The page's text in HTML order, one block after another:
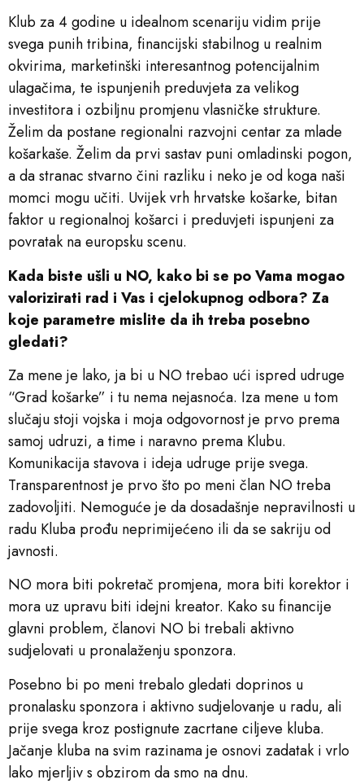
Klub za 4 godine u idealnom scenariju vidim prije
svega punih tribina, financijski stabilnog u realnim
okvirima, marketinški interesantnog potencijalnim
ulagačima, te ispunjenih preduvjeta za velikog
investitora i ozbiljnu promjenu vlasničke strukture.
Želim da postane regionalni razvojni centar za mlade
košarkaše. Želim da prvi sastav puni omladinski pogon,
a da stranac stvarno čini razliku i neko je od koga naši
momci mogu učiti. Uvijek vrh hrvatske košarke, bitan
faktor u regionalnoj košarci i preduvjeti ispunjeni za
povratak na europsku scenu.
Kada biste ušli u NO, kako bi se po Vama mogao
valorizirati rad i Vas i cjelokupnog odbora? Za
koje parametre mislite da ih treba posebno
gledati?
Za mene je lako, ja bi u NO trebao ući ispred udruge
“Grad košarke” i tu nema nejasnoća. Iza mene u tom
slučaju stoji vojska i moja odgovornost je prvo prema
samoj udruzi, a time i naravno prema Klubu.
Komunikacija stavova i ideja udruge prije svega.
Transparentnost je prvo što po meni član NO treba
zadovoljiti. Nemoguće je da dosadašnje nepravilnosti u
radu Kluba prođu neprimijećeno ili da se sakriju od
javnosti.
NO mora biti pokretač promjena, mora biti korektor i
mora uz upravu biti idejni kreator. Kako su financije
glavni problem, članovi NO bi trebali aktivno
sudjelovati u pronalaženju sponzora.
Posebno bi po meni trebalo gledati doprinos u
pronalasku sponzora i aktivno sudjelovanje u radu, ali
prije svega kroz postignute zacrtane ciljeve kluba.
Jačanje kluba na svim razinama je osnovi zadatak i vrlo
lako mjerljiv s obzirom da smo na dnu.